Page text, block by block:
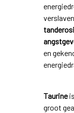
en
Taurine
groot